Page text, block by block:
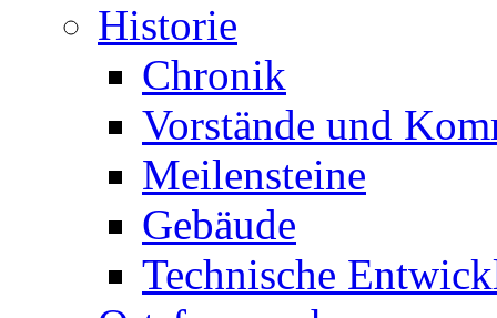
Historie
Chronik
Vorstände und
Meilensteine
Gebäude
Technische